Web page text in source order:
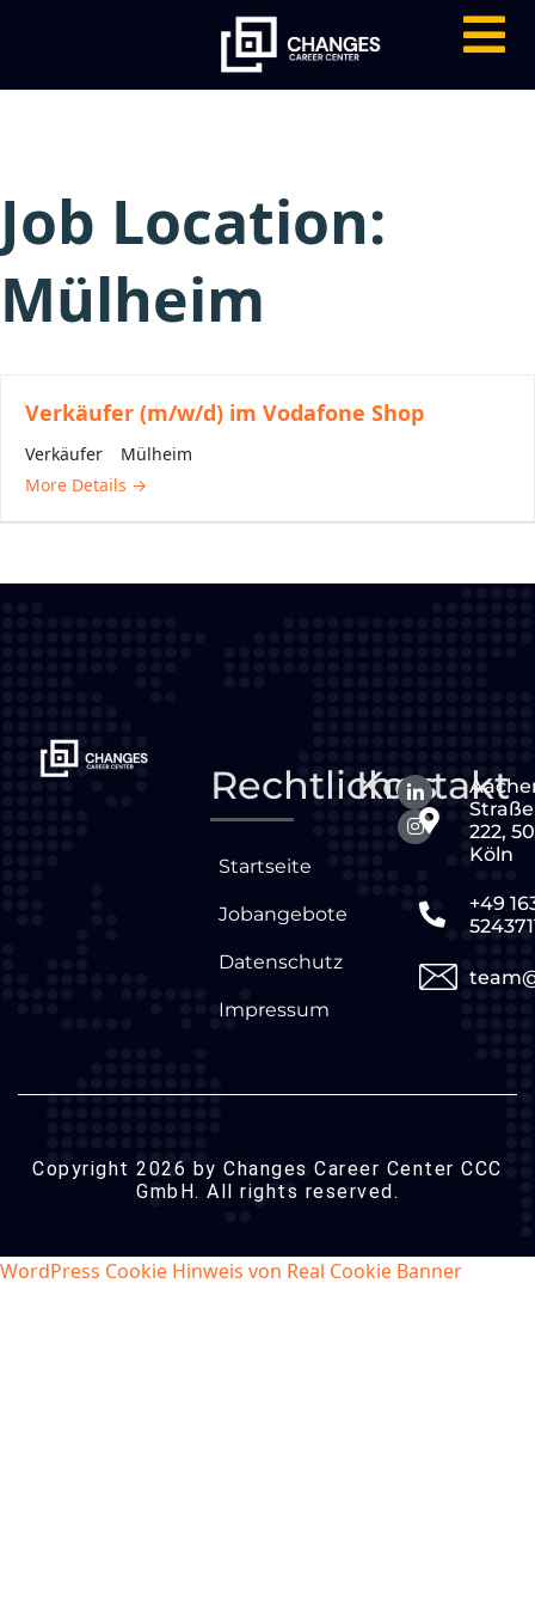
Job Location:
Mülheim
Verkäufer (m/w/d) im Vodafone Shop
Verkäufer
Mülheim
More Details
Rechtliches
Startseite
Jobangebote
Datenschutz
Impressum
Kontakt
Straße
222,
Köln
+49
Copyright 2026 by Changes Career Center CCC
GmbH. All rights reserved.
WordPress Cookie Hinweis von Real Cookie Banner